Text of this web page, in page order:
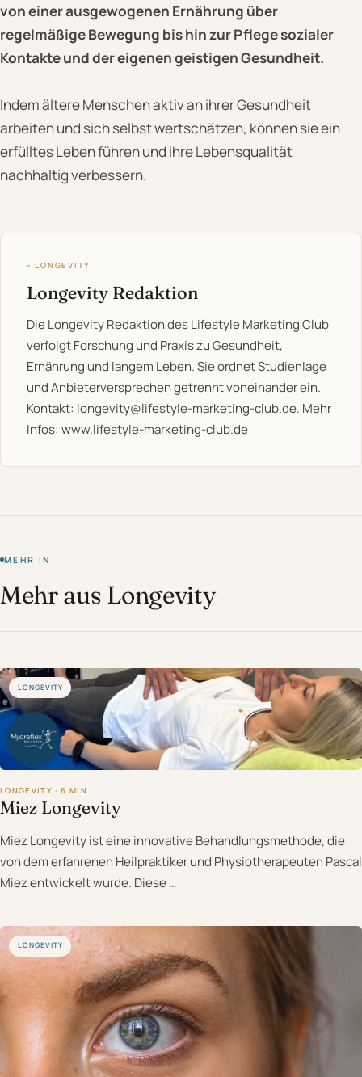
von einer ausgewogenen Ernährung über
regelmäßige Bewegung bis hin zur Pflege sozialer
Kontakte und der eigenen geistigen Gesundheit.
Indem ältere Menschen aktiv an ihrer Gesundheit
arbeiten und sich selbst wertschätzen, können sie ein
erfülltes Leben führen und ihre Lebensqualität
nachhaltig verbessern.
◦ LONGEVITY
Longevity Redaktion
Die Longevity Redaktion des Lifestyle Marketing Club
verfolgt Forschung und Praxis zu Gesundheit,
Ernährung und langem Leben. Sie ordnet Studienlage
und Anbieterversprechen getrennt voneinander ein.
Kontakt: longevity@lifestyle-marketing-club.de. Mehr
Infos: www.lifestyle-marketing-club.de
MEHR IN
Mehr aus Longevity
LONGEVITY
LONGEVITY · 6 MIN
Miez Longevity
Miez Longevity ist eine innovative Behandlungsmethode, die
von dem erfahrenen Heilpraktiker und Physiotherapeuten Pascal
Miez entwickelt wurde. Diese …
LONGEVITY